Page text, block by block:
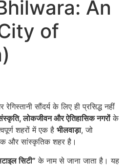
An
of
सौंदर्य के लिए ही प्रसिद्ध नहीं
लोकजीवन और ऐतिहासिक नगरोंके
शहरों में एक है भीलवाड़ा, जो
और सांस्कृतिक शहर है।
सिटी” के नाम से जाना जाता है। यह